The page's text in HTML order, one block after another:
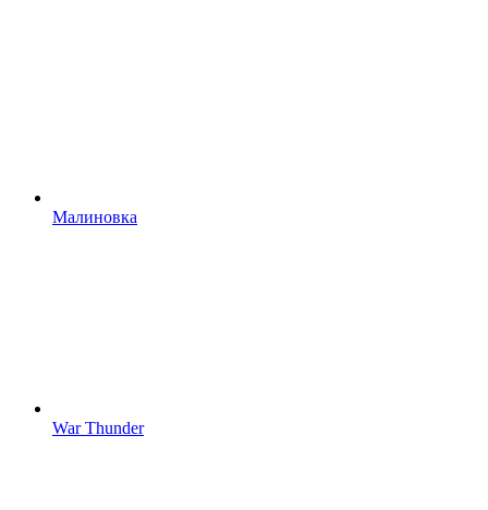
Малиновка
War Thunder